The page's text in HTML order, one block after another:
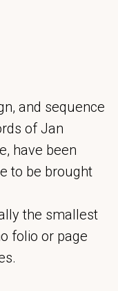
and sequence
of Jan
have been
to be brought
the smallest
folio or page